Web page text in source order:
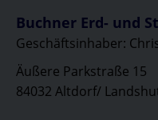
Buchner Erd- und
Geschäftsinhaber:
Äußere Parkstraße 15
84032 Altdorf/